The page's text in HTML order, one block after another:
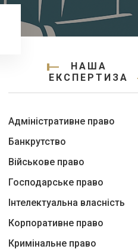
НАША
ЕКСПЕРТИЗА
Адміністративне право
Банкрутство
Військове право
Господарське право
Інтелектуальна власність
Корпоративне право
Кримінальне право